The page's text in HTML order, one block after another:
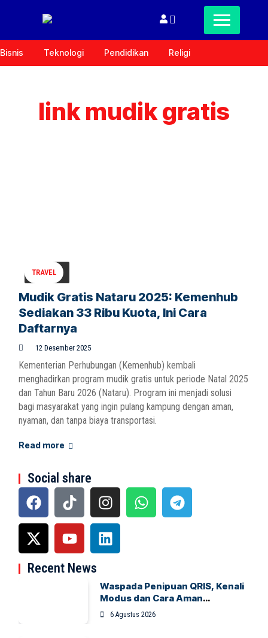
Bisnis Teknologi Pendidikan Religi
link mudik gratis
TRAVEL
Mudik Gratis Nataru 2025: Kemenhub
Sediakan 33 Ribu Kuota, Ini Cara
Daftarnya
12 Desember 2025
Kementerian Perhubungan (Kemenhub) kembali
menghadirkan program mudik gratis untuk periode Natal 2025
dan Tahun Baru 2026 (Nataru). Program ini menjadi solusi
bagi masyarakat yang ingin pulang kampung dengan aman,
nyaman, dan tanpa biaya transportasi.
Read more
Social share
Recent News
Waspada Penipuan QRIS, Kenali
Modus dan Cara Aman
Bertransaksi
6 Agustus 2026